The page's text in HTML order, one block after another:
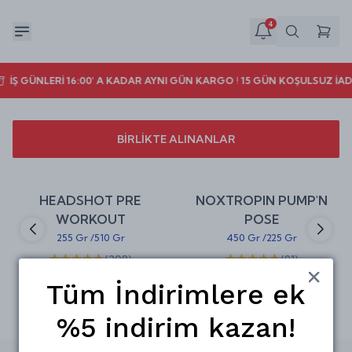
4
İŞ GÜNLERİ 16:00' A KADAR AYNI GÜN KARGO ! 15 GÜN KOŞULSUZ
BİRLİKTE ALINANLAR
indirim
HEADSHOT PRE
WORKOUT
255 Gr /510 Gr
(208)
₺ 545.00 ₺ 436.00
indirim
NOXTROPIN PUMP'N
POSE
450 Gr /225 Gr
(91)
₺ 799.00 ₺ 599.00
Tüm İndirimlere ek
%5 indirim kazan!